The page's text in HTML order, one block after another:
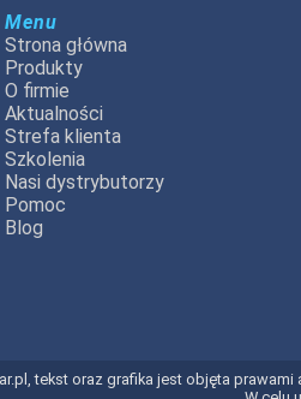
Menu
Strona główna
Produkty
O firmie
Aktualności
Strefa klienta
Szkolenia
Nasi dystrybutorzy
Pomoc
Blog
tekst oraz grafika jest objęta